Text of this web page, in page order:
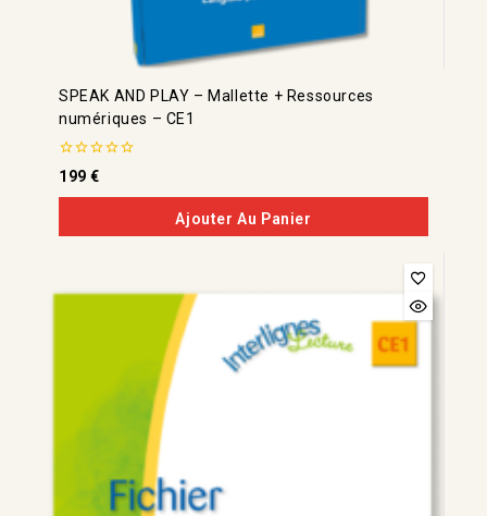
SPEAK AND PLAY – Mallette + Ressources
numériques – CE1
0
de
5
199€
Ajouter Au Panier